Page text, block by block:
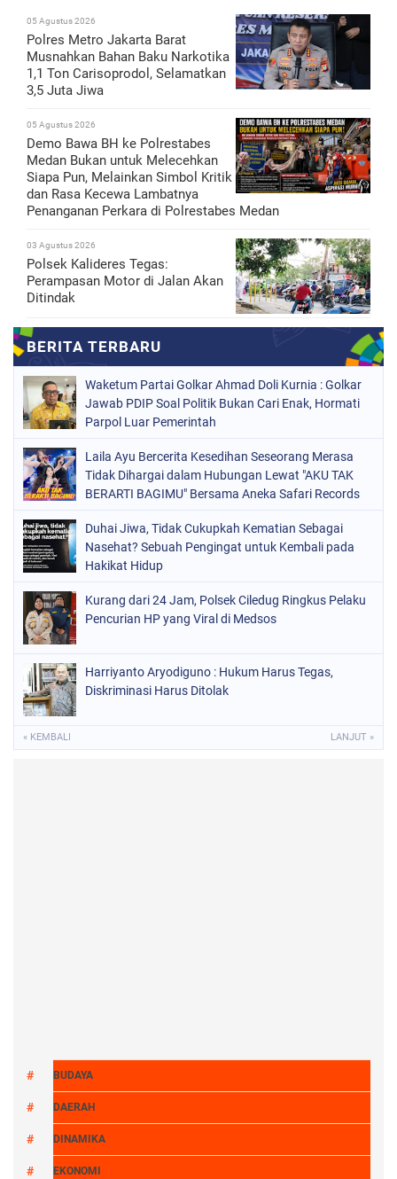
05 Agustus 2026
Polres Metro Jakarta Barat
Musnahkan Bahan Baku Narkotika
1,1 Ton Carisoprodol, Selamatkan
3,5 Juta Jiwa
05 Agustus 2026
Demo Bawa BH ke Polrestabes
Medan Bukan untuk Melecehkan
Siapa Pun, Melainkan Simbol Kritik
dan Rasa Kecewa Lambatnya
Penanganan Perkara di Polrestabes Medan
03 Agustus 2026
Polsek Kalideres Tegas:
Perampasan Motor di Jalan Akan
Ditindak
Waketum Partai Golkar Ahmad Doli Kurnia : Golkar
Jawab PDIP Soal Politik Bukan Cari Enak, Hormati
Parpol Luar Pemerintah
Laila Ayu Bercerita Kesedihan Seseorang Merasa
Tidak Dihargai dalam Hubungan Lewat "AKU TAK
BERARTI BAGIMU" Bersama Aneka Safari Records
Duhai Jiwa, Tidak Cukupkah Kematian Sebagai
Nasehat? Sebuah Pengingat untuk Kembali pada
Hakikat Hidup
Kurang dari 24 Jam, Polsek Ciledug Ringkus Pelaku
Pencurian HP yang Viral di Medsos
Harriyanto Aryodiguno : Hukum Harus Tegas,
Diskriminasi Harus Ditolak
« KEMBALI LANJUT »
BUDAYA
DAERAH
DINAMIKA
EKONOMI